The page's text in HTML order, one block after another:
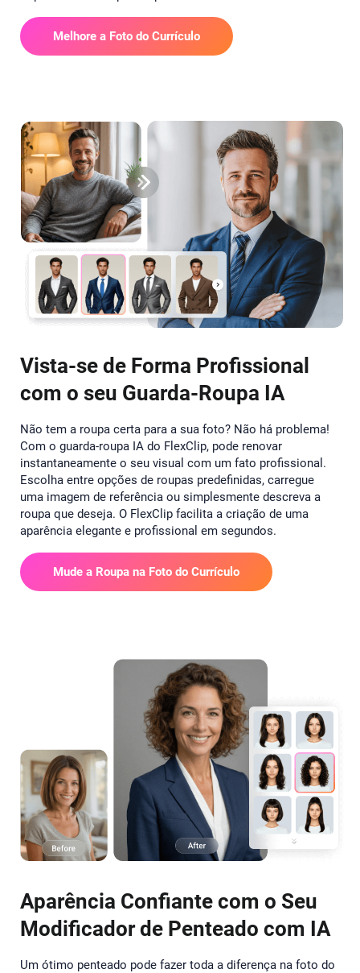
Melhore a Foto do Currículo
Vista-se de Forma Profissional
com o seu Guarda-Roupa IA
Não tem a roupa certa para a sua foto? Não há problema!
Com o guarda-roupa IA do FlexClip, pode renovar
instantaneamente o seu visual com um fato profissional.
Escolha entre opções de roupas predefinidas, carregue
uma imagem de referência ou simplesmente descreva a
roupa que deseja. O FlexClip facilita a criação de uma
aparência elegante e profissional em segundos.
Mude a Roupa na Foto do Currículo
Aparência Confiante com o Seu
Modificador de Penteado com IA
Um ótimo penteado pode fazer toda a diferença na foto do